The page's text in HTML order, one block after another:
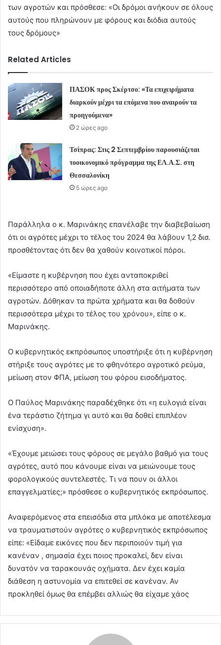
των αγροτών και πρόσθεσε: «Οι δρόμοι ανήκουν σε όλους
αυτούς που πληρώνουν με φόρους και διόδια αυτούς
τους δρόμους»
Related Articles
ΠΑΣΟΚ προς Σκέρτσο: «Τα επιχειρήματα
διαρκούν μέχρι τα επόμενα που αναιρούν τα
προηγούμενα»
2 ώρες ago
Τσίπρας: Στις 2 Σεπτεμβρίου παρουσιάζεται
τοοικονομικό πρόγραμμα της ΕΛ.Α.Σ. στη
Θεσσαλονίκη
5 ώρες ago
Παράλληλα ο κ. Μαρινάκης επανέλαβε την διαβεβαίωση
ότι οι αγρότες μέχρι το τέλος του 2024 θα λάβουν 1,2 δισ.
προσθέτοντας ότι δεν θα χαθούν κοινοτικοί πόροι.
«Είμαστε η κυβέρνηση που έχει ανταποκριθεί
περισσότερο από οποιαδήποτε άλλη στα αιτήματα των
αγροτών. Δόθηκαν τα πρώτα χρήματα και θα δοθούν
περισσότερα μέχρι το τέλος του χρόνου», είπε ο κ.
Μαρινάκης.
Ο κυβερνητικός εκπρόσωπος υποστήριξε ότι η κυβέρνηση
στήριξε τους αγρότες με το φθηνότερο αγροτικό ρεύμα,
μείωση στον ΦΠΑ, μείωση του φόρου εισοδήματος.
Ο Παύλος Μαρινάκης παραδέχθηκε ότι «η ευλογιά είναι
ένα τεράστιο ζήτημα γι αυτό και θα δοθεί επιπλέον
ενίσχυση».
«Έχουμε μειώσει τους φόρους σε μεγάλο βαθμό για τους
αγρότες, αυτό που κάνουμε είναι να μειώνουμε τους
φορολογικούς συντελεστές. Τι να πουν οι άλλοι
επαγγελματίες;» πρόσθεσε ο κυβερνητικός εκπρόσωπος.
Αναφερόμενος στα επεισόδια στα μπλόκα με αποτέλεσμα
να τραυματιστούν αγρότες ο κυβερνητικός εκπρόσωπος
είπε: «Είδαμε εικόνες που δεν περιποιούν τιμή για
κανέναν , σημασία έχει ποιος προκαλεί, δεν είναι
δυνατόν να ταρακουνάς οχήματα. Δεν έχει καμία
διάθεση η αστυνομία να επιτεθεί σε κανέναν. Αν
προκληθεί όμως θα επέμβει αλλιώς θα είχαμε χάος